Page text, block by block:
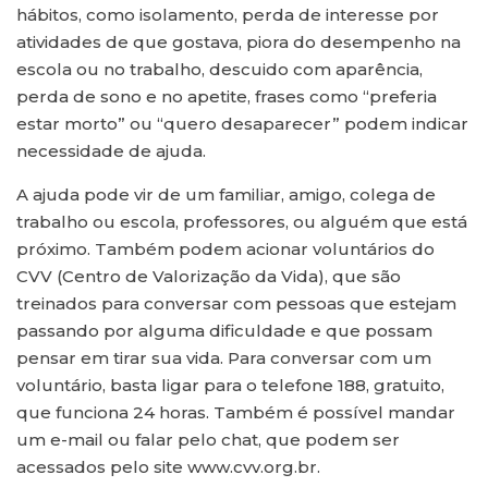
hábitos, como isolamento, perda de interesse por
atividades de que gostava, piora do desempenho na
escola ou no trabalho, descuido com aparência,
perda de sono e no apetite, frases como “preferia
estar morto” ou “quero desaparecer” podem indicar
necessidade de ajuda.
A ajuda pode vir de um familiar, amigo, colega de
trabalho ou escola, professores, ou alguém que está
próximo. Também podem acionar voluntários do
CVV (Centro de Valorização da Vida), que são
treinados para conversar com pessoas que estejam
passando por alguma dificuldade e que possam
pensar em tirar sua vida. Para conversar com um
voluntário, basta ligar para o telefone 188, gratuito,
que funciona 24 horas. Também é possível mandar
um e-mail ou falar pelo chat, que podem ser
acessados pelo site www.cvv.org.br.